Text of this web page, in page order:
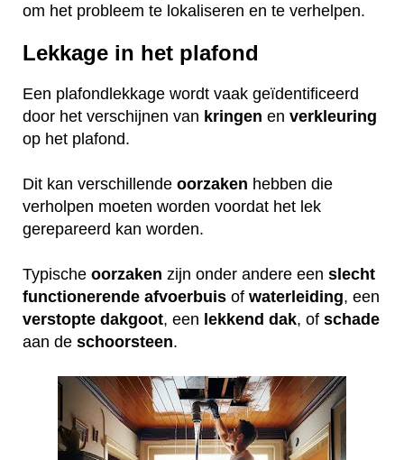
om het probleem te lokaliseren en te verhelpen.
Lekkage in het plafond
Een plafondlekkage wordt vaak geïdentificeerd
door het verschijnen van kringen en verkleuring
op het plafond.
Dit kan verschillende oorzaken hebben die
verholpen moeten worden voordat het lek
gerepareerd kan worden.
Typische oorzaken zijn onder andere een slecht
functionerende afvoerbuis of waterleiding, een
verstopte dakgoot, een lekkend dak, of schade
aan de schoorsteen.